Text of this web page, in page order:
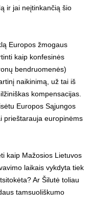
ir jai neįtinkančią šio
Europos žmogaus
kaip konfesinės
bendruomenės)
naikinimą, už tai iš
kompensacijas.
Europos Sąjungos
prieštarauja europinėms
kaip Mažosios Lietuvos
laikais vykdyta tiek
Ar Šilutė toliau
tamsuoliškumo